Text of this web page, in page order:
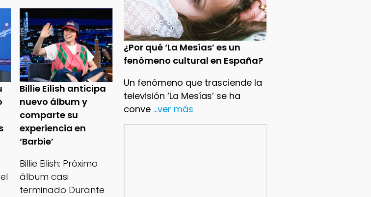
¿Por qué ‘La Mesías’ es un
fenómeno cultural en España?
Un fenómeno que trasciende la
televisión ‘La Mesías’ se ha
conve ...ver más
Billie Eilish anticipa
nuevo álbum y
comparte su
experiencia en
‘Barbie’
Billie Eilish: Próximo
álbum casi
terminado Durante